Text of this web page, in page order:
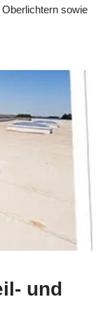
sowie
und